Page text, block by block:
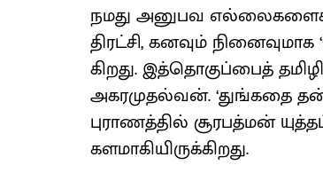
நமது அனுபவ எல்லைகளைக்
திரட்சி, கனவும்
கிறது. இத்தொகுப்பைத்
அகரமுதல்வன். ‘துங்கதை
புராணத்தில் சூரபத்மன்
களமாகி​யிருக்​கிறது.